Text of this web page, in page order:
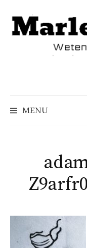
inhoud
springen
MENU